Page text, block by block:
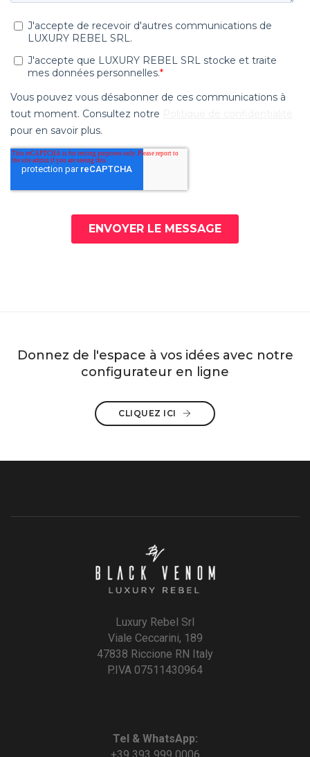
Donnez de l'espace à vos idées avec notre
configurateur en ligne
CLIQUEZ ICI
Luxury Rebel Srl
Viale Ceccarini, 189
47838 Riccione RN Italy
P.IVA 07511430964
Tel & WhatsApp: